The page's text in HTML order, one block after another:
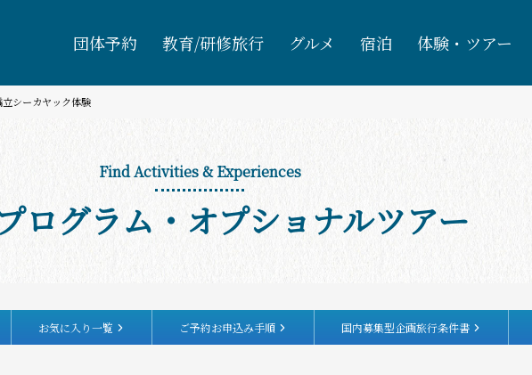
団体予約 教育/研修旅行 グルメ 宿泊 体験・ツアー
シーカヤック体験
Find Activities & Experiences
ログラム・オプショナルツアー
お気に入り一覧 ご予約お申込み手順 国内募集型企画旅行条件書